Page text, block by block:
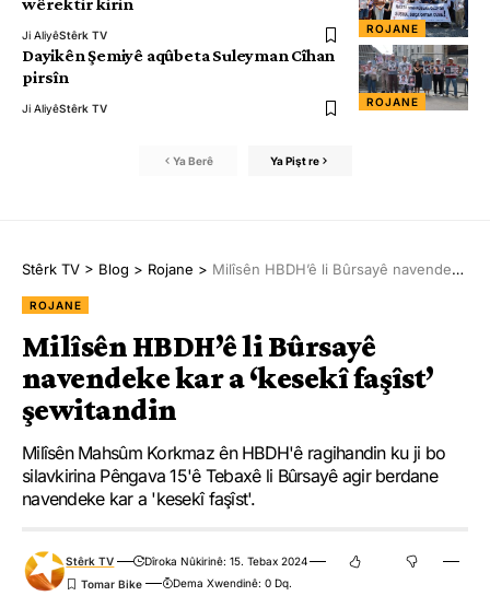
ROJANE
wêrektir kirin
Ji AliyêStêrk TV
ROJANE
Dayikên Şemiyê aqûbeta Suleyman Cîhan
pirsîn
Ji AliyêStêrk TV
Ya Berê Ya Pişt re
Stêrk TV > Blog > Rojane > Milîsên HBDH’ê li Bûrsayê navendeke kar a ‘kesekî faşîst’ şewitandin
ROJANE
Milîsên HBDH’ê li Bûrsayê
navendeke kar a ‘kesekî faşîst’
şewitandin
Milîsên Mahsûm Korkmaz ên HBDH'ê ragihandin ku ji bo
silavkirina Pêngava 15'ê Tebaxê li Bûrsayê agir berdane
navendeke kar a 'kesekî faşîst'.
Stêrk TV
Dîroka Nûkirinê: 15. Tebax 2024
Dema Xwendinê: 0 Dq.